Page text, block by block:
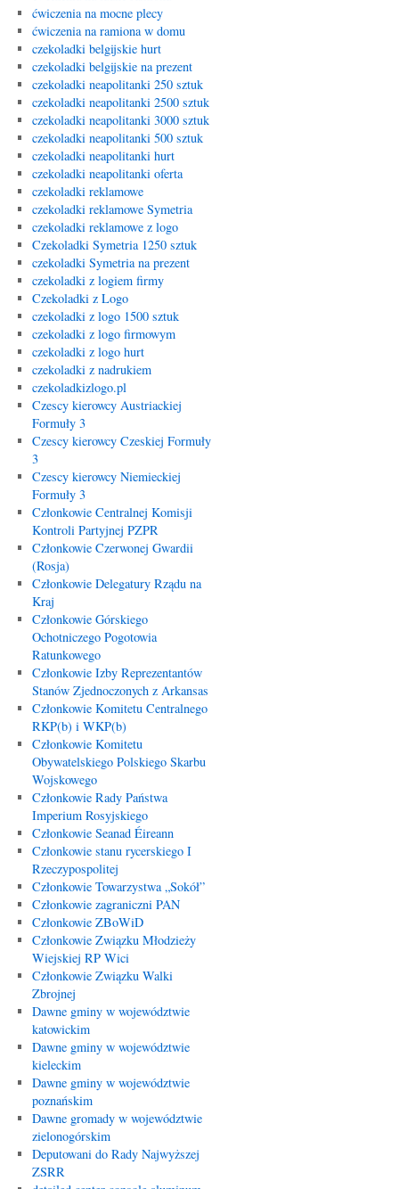
ćwiczenia na mocne plecy
ćwiczenia na ramiona w domu
czekoladki belgijskie hurt
czekoladki belgijskie na prezent
czekoladki neapolitanki 250 sztuk
czekoladki neapolitanki 2500 sztuk
czekoladki neapolitanki 3000 sztuk
czekoladki neapolitanki 500 sztuk
czekoladki neapolitanki hurt
czekoladki neapolitanki oferta
czekoladki reklamowe
czekoladki reklamowe Symetria
czekoladki reklamowe z logo
Czekoladki Symetria 1250 sztuk
czekoladki Symetria na prezent
czekoladki z logiem firmy
Czekoladki z Logo
czekoladki z logo 1500 sztuk
czekoladki z logo firmowym
czekoladki z logo hurt
czekoladki z nadrukiem
czekoladkizlogo.pl
Czescy kierowcy Austriackiej
Formuły 3
Czescy kierowcy Czeskiej Formuły
3
Czescy kierowcy Niemieckiej
Formuły 3
Członkowie Centralnej Komisji
Kontroli Partyjnej PZPR
Członkowie Czerwonej Gwardii
(Rosja)
Członkowie Delegatury Rządu na
Kraj
Członkowie Górskiego
Ochotniczego Pogotowia
Ratunkowego
Członkowie Izby Reprezentantów
Stanów Zjednoczonych z Arkansas
Członkowie Komitetu Centralnego
RKP(b) i WKP(b)
Członkowie Komitetu
Obywatelskiego Polskiego Skarbu
Wojskowego
Członkowie Rady Państwa
Imperium Rosyjskiego
Członkowie Seanad Éireann
Członkowie stanu rycerskiego I
Rzeczypospolitej
Członkowie Towarzystwa „Sokół”
Członkowie zagraniczni PAN
Członkowie ZBoWiD
Członkowie Związku Młodzieży
Wiejskiej RP Wici
Członkowie Związku Walki
Zbrojnej
Dawne gminy w województwie
katowickim
Dawne gminy w województwie
kieleckim
Dawne gminy w województwie
poznańskim
Dawne gromady w województwie
zielonogórskim
Deputowani do Rady Najwyższej
ZSRR